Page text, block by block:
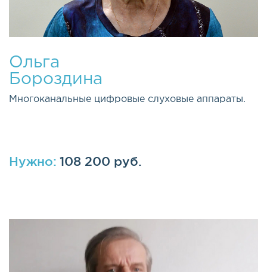
Ольга
Бороздина
Многоканальные цифровые слуховые аппараты.
Нужно: 108 200 руб.